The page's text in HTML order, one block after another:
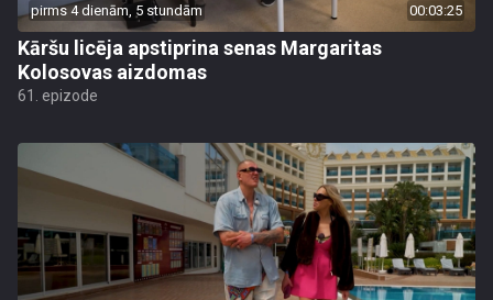
pirms 4 dienām, 5 stundām 00:03:25
Kāršu licēja apstiprina senas Margaritas
Kolosovas aizdomas
61. epizode